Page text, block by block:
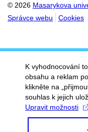
© 2026 Masarykova
Správce webu
Cookies
K vyhodnocování
obsahu a reklam
klikněte na
souhlas k jejich
Upravit možnosti